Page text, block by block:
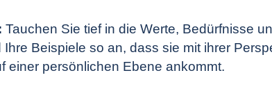
Tauchen Sie tief in die Werte, Bedürfnisse
Beispiele so an, dass sie mit ihrer
einer persönlichen Ebene ankommt.